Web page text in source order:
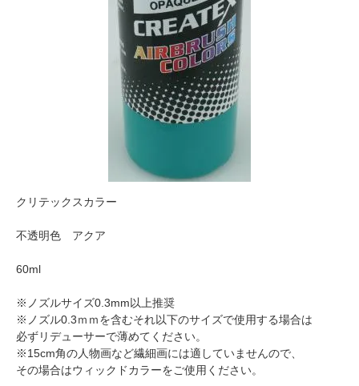
クリテックスカラー
不透明色 アクア
60ml
※ノズルサイズ0.3mm以上推奨
※ノズル0.3ｍｍを含むそれ以下のサイズで使用する場合は
必ずリデューサーで薄めてください。
※15cm角の人物画など繊細画には適していませんので、
その場合はウィックドカラーをご使用ください。